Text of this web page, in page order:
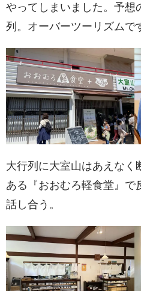
やってしまいました。予想
列。オーバーツーリズムで
大行列に大室山はあえなく
ある『おおむろ軽食堂』で
話し合う。